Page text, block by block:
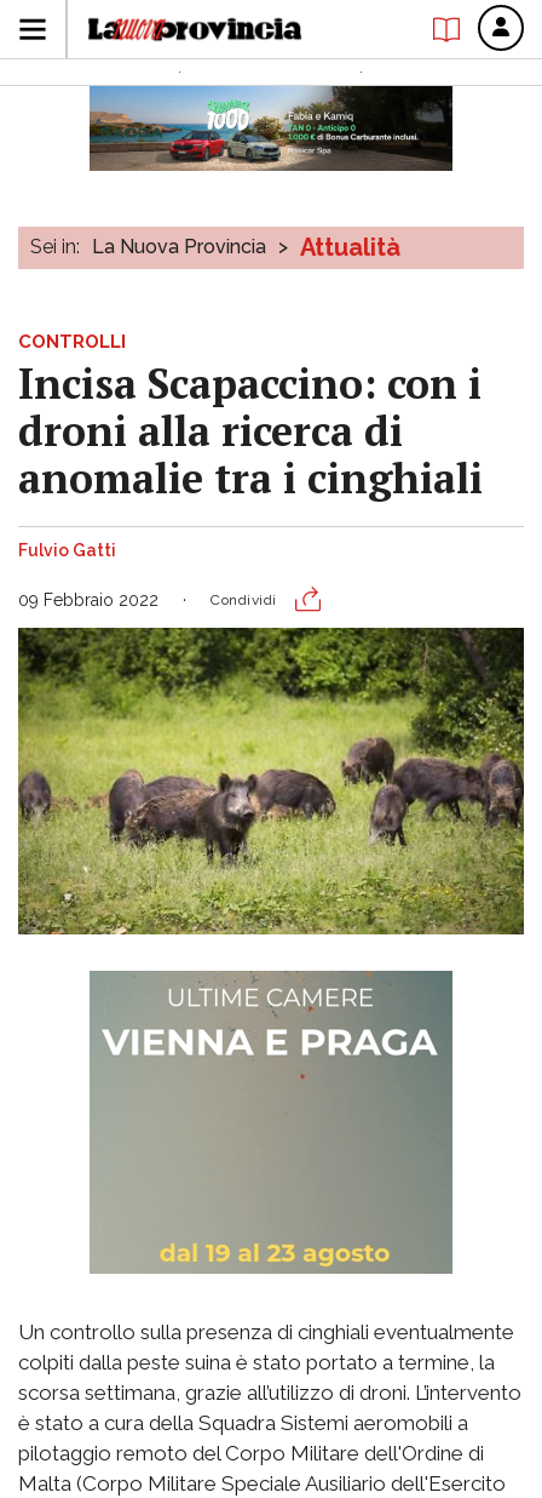
Sei in: La Nuova Provincia > Attualità
CONTROLLI
Incisa Scapaccino: con i
droni alla ricerca di
anomalie tra i cinghiali
Fulvio Gatti
09 Febbraio 2022 Condividi
Un controllo sulla presenza di cinghiali eventualmente
colpiti dalla peste suina è stato portato a termine, la
scorsa settimana, grazie all’utilizzo di droni. L’intervento
è stato a cura della Squadra Sistemi aeromobili a
pilotaggio remoto del Corpo Militare dell'Ordine di
Malta (Corpo Militare Speciale Ausiliario dell'Esercito